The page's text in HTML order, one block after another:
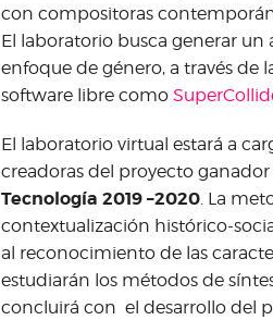
con compositoras
El laboratorio busca generar
enfoque de género, a través
software libre como
El laboratorio virtual estará a
creadoras del proyecto ganador​
Tecnología ​2019 –2020. La
contextualización histórico-
al reconocimiento de las
estudiarán los métodos de
concluirá con el desarrollo del